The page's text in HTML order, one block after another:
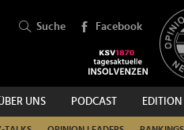
Suche Facebook
UNS PODCAST EDITION
SUCHEN